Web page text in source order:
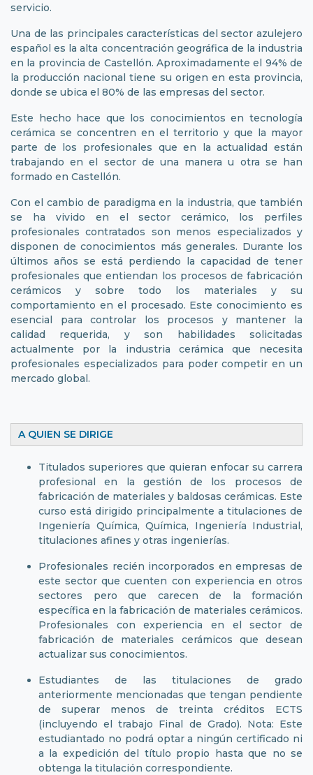
servicio.
Una de las principales características del sector azulejero
español es la alta concentración geográfica de la industria
en la provincia de Castellón. Aproximadamente el 94% de
la producción nacional tiene su origen en esta provincia,
donde se ubica el 80% de las empresas del sector.
Este hecho hace que los conocimientos en tecnología
cerámica se concentren en el territorio y que la mayor
parte de los profesionales que en la actualidad están
trabajando en el sector de una manera u otra se han
formado en Castellón.
Con el cambio de paradigma en la industria, que también
se ha vivido en el sector cerámico, los perfiles
profesionales contratados son menos especializados y
disponen de conocimientos más generales. Durante los
últimos años se está perdiendo la capacidad de tener
profesionales que entiendan los procesos de fabricación
cerámicos y sobre todo los materiales y su
comportamiento en el procesado. Este conocimiento es
esencial para controlar los procesos y mantener la
calidad requerida, y son habilidades solicitadas
actualmente por la industria cerámica que necesita
profesionales especializados para poder competir en un
mercado global.
A QUIEN SE DIRIGE
Titulados superiores que quieran enfocar su carrera
profesional en la gestión de los procesos de
fabricación de materiales y baldosas cerámicas. Este
curso está dirigido principalmente a titulaciones de
Ingeniería Química, Química, Ingeniería Industrial,
titulaciones afines y otras ingenierías.
Profesionales recién incorporados en empresas de
este sector que cuenten con experiencia en otros
sectores pero que carecen de la formación
específica en la fabricación de materiales cerámicos.
Profesionales con experiencia en el sector de
fabricación de materiales cerámicos que desean
actualizar sus conocimientos.
Estudiantes de las titulaciones de grado
anteriormente mencionadas que tengan pendiente
de superar menos de treinta créditos ECTS
(incluyendo el trabajo Final de Grado). Nota: Este
estudiantado no podrá optar a ningún certificado ni
a la expedición del título propio hasta que no se
obtenga la titulación correspondiente.